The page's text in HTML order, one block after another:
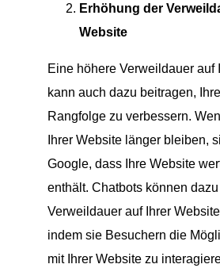
Erhöhung der
Website
Eine höhere Verweildauer auf
kann auch dazu beitragen,
Rangfolge zu verbessern.
Ihrer Website länger bleiben,
Google, dass Ihre Website
enthält. Chatbots können
Verweildauer auf Ihrer
indem sie Besuchern die
mit Ihrer Website zu